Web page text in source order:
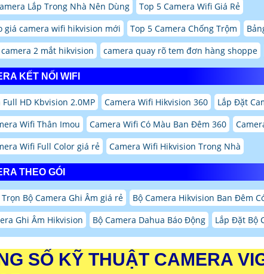
Lắp Trong Nhà Nên Dùng
Top 5 Camera Wifi Giá Rẻ
giá camera wifi hikvision mới
Top 5 Camera Chống Trộm
camera 2 mắt hikvision
camera quay rõ tem đơn hàng shoppe
KẾT NỐI WIFI
Full HD Kbvision 2.0MP Camera Wifi Hikvision 360
Lắp Đặt
Wifi Thân Imou
Camera Wifi Có Màu Ban Đêm 360
Wifi Full Color giá rẻ
Camera Wifi Hikvision Trong Nhà
THEO GÓI
Bộ Camera Ghi Âm giá rẻ
Bộ Camera Hikvision Ban Đêm
Ghi Âm Hikvision
Bộ Camera Dahua Báo Động Lắp Đặt Bộ
SỐ KỸ THUẬT CAMERA